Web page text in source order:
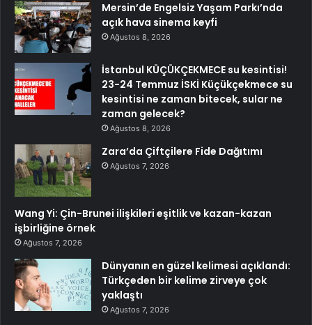
Mersin’de Engelsiz Yaşam Parkı’nda
açık hava sinema keyfi
Ağustos 8, 2026
İstanbul KÜÇÜKÇEKMECE su kesintisi!
23-24 Temmuz İSKİ Küçükçekmece su
kesintisi ne zaman bitecek, sular ne
zaman gelecek?
Ağustos 8, 2026
Zara’da Çiftçilere Fide Dağıtımı
Ağustos 7, 2026
Wang Yi: Çin-Brunei ilişkileri eşitlik ve kazan-kazan
işbirliğine örnek
Ağustos 7, 2026
Dünyanın en güzel kelimesi açıklandı:
Türkçeden bir kelime zirveye çok
yaklaştı
Ağustos 7, 2026